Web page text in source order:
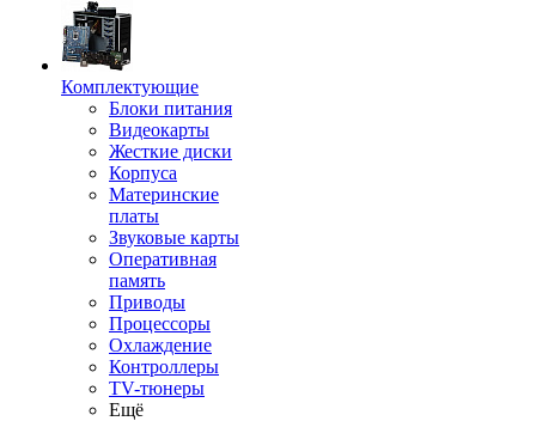
Комплектующие
Блоки питания
Видеокарты
Жесткие диски
Корпуса
Материнские
платы
Звуковые карты
Оперативная
память
Приводы
Процессоры
Охлаждение
Контроллеры
TV-тюнеры
Ещё